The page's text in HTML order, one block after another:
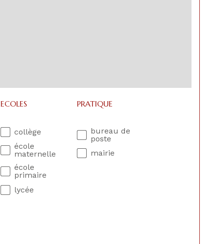
ECOLES
collège
école
maternelle
école
primaire
lycée
PRATIQUE
bureau de
poste
mairie